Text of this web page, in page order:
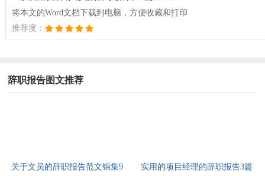
将本文的Word文档下载到电脑，方便收藏和打印
推荐度：
辞职报告图文推荐
关于文员的辞职报告范文锦集9
实用的项目经理的辞职报告3篇